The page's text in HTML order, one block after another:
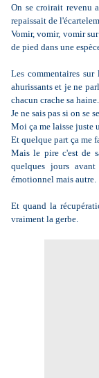
On se croirait revenu
repaissait de
Vomir, vomir, vomir
de pied dans une
Les commentaires
ahurissants et je ne
chacun crache sa haine.
Je ne sais pas si on se
Moi ça me laisse juste
Et quelque part ça me
Mais le pire c'est de
quelques jours
émotionnel mais autre.
Et quand la
vraiment la gerbe.